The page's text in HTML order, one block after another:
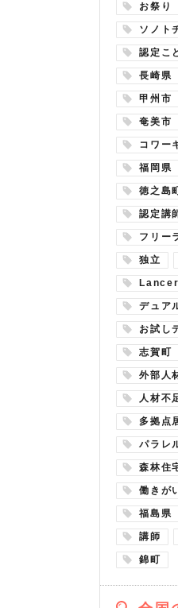
お祭り
ソノト
認定こ
長崎県
甲州市
奄美市
コワー
福岡県
徳之島
認定講
フリー
独立
デュア
お試し
志賀町
外部人
人材不
多拠点
パラレ
森林住
働きが
福島県
講師
錦町